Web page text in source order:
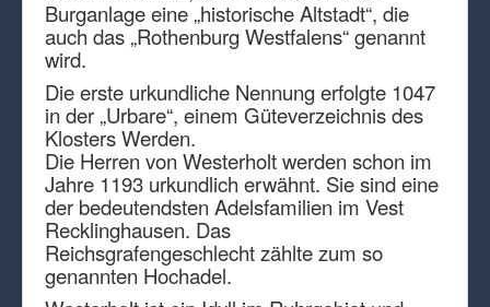
Burganlage eine „historische Altstadt“, die
auch das „Rothenburg Westfalens“ genannt
wird.
Die erste urkundliche Nennung erfolgte 1047
in der „Urbare“, einem Güteverzeichnis des
Klosters Werden.
Die Herren von Westerholt werden schon im
Jahre 1193 urkundlich erwähnt. Sie sind eine
der bedeutendsten Adelsfamilien im Vest
Recklinghausen. Das
Reichsgrafengeschlecht zählte zum so
genannten Hochadel.